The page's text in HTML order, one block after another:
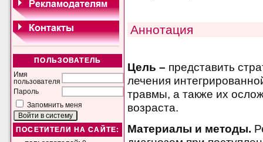
ПОЛЬЗОВАТЕЛЬ
Имя
пользователя
Пароль
Запомнить меня
ПОСЕТИТЕЛИ НА САЙТЕ:
Аннотация
Цель – представить
лечения
травмы, а также их
возраста.
Материалы и методы.